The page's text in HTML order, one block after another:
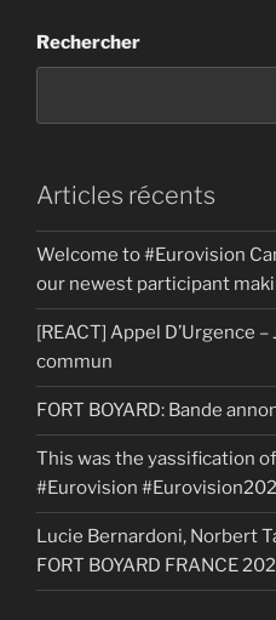
Rechercher
Articles récents
Welcome to #Eurovision
our newest participant
[REACT] Appel D’Urgence –
commun
FORT BOYARD: Bande
This was the yassification
#Eurovision
Lucie Bernardoni, Norbert
FORT BOYARD FRANCE